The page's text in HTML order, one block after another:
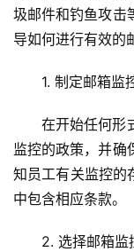
圾邮件和钓鱼攻击
导如何进行有效的
1. 制定邮箱监
在开始任何形
监控的政策，并确
知员工有关监控的
中包含相应条款。
2. 选择邮箱监